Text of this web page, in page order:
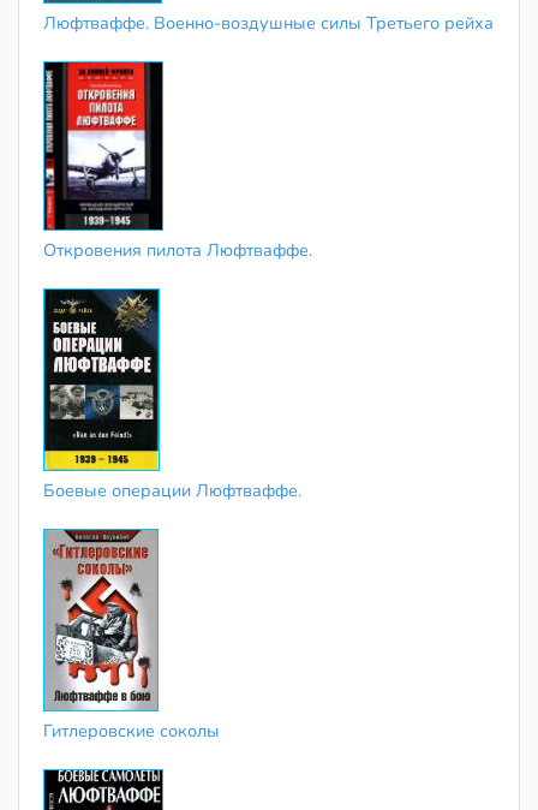
Люфтваффе. Военно-воздушные силы Третьего рейха
Откровения пилота Люфтваффе.
Боевые операции Люфтваффе.
Гитлеровские соколы